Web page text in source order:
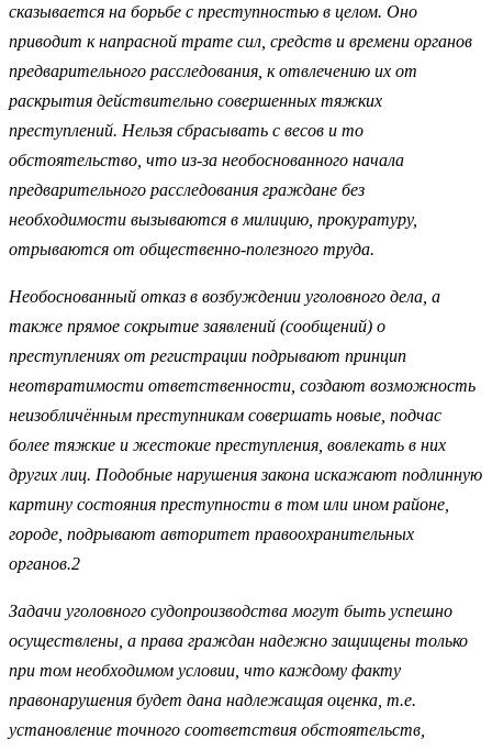
сказывается на борьбе с преступностью в целом. Оно
приводит к напрасной трате сил, средств и времени органов
предварительного расследования, к отвлечению их от
раскрытия действительно совершенных тяжких
преступлений. Нельзя сбрасывать с весов и то
обстоятельство, что из-за необоснованного начала
предварительного расследования граждане без
необходимости вызываются в милицию, прокуратуру,
отрываются от общественно-полезного труда.
Необоснованный отказ в возбуждении уголовного дела, а
также прямое сокрытие заявлений (сообщений) о
преступлениях от регистрации подрывают принцип
неотвратимости ответственности, создают возможность
неизобличённым преступникам совершать новые, подчас
более тяжкие и жестокие преступления, вовлекать в них
других лиц. Подобные нарушения закона искажают подлинную
картину состояния преступности в том или ином районе,
городе, подрывают авторитет правоохранительных
органов.2
Задачи уголовного судопроизводства могут быть успешно
осуществлены, а права граждан надежно защищены только
при том необходимом условии, что каждому факту
правонарушения будет дана надлежащая оценка, т.е.
установление точного соответствия обстоятельств,